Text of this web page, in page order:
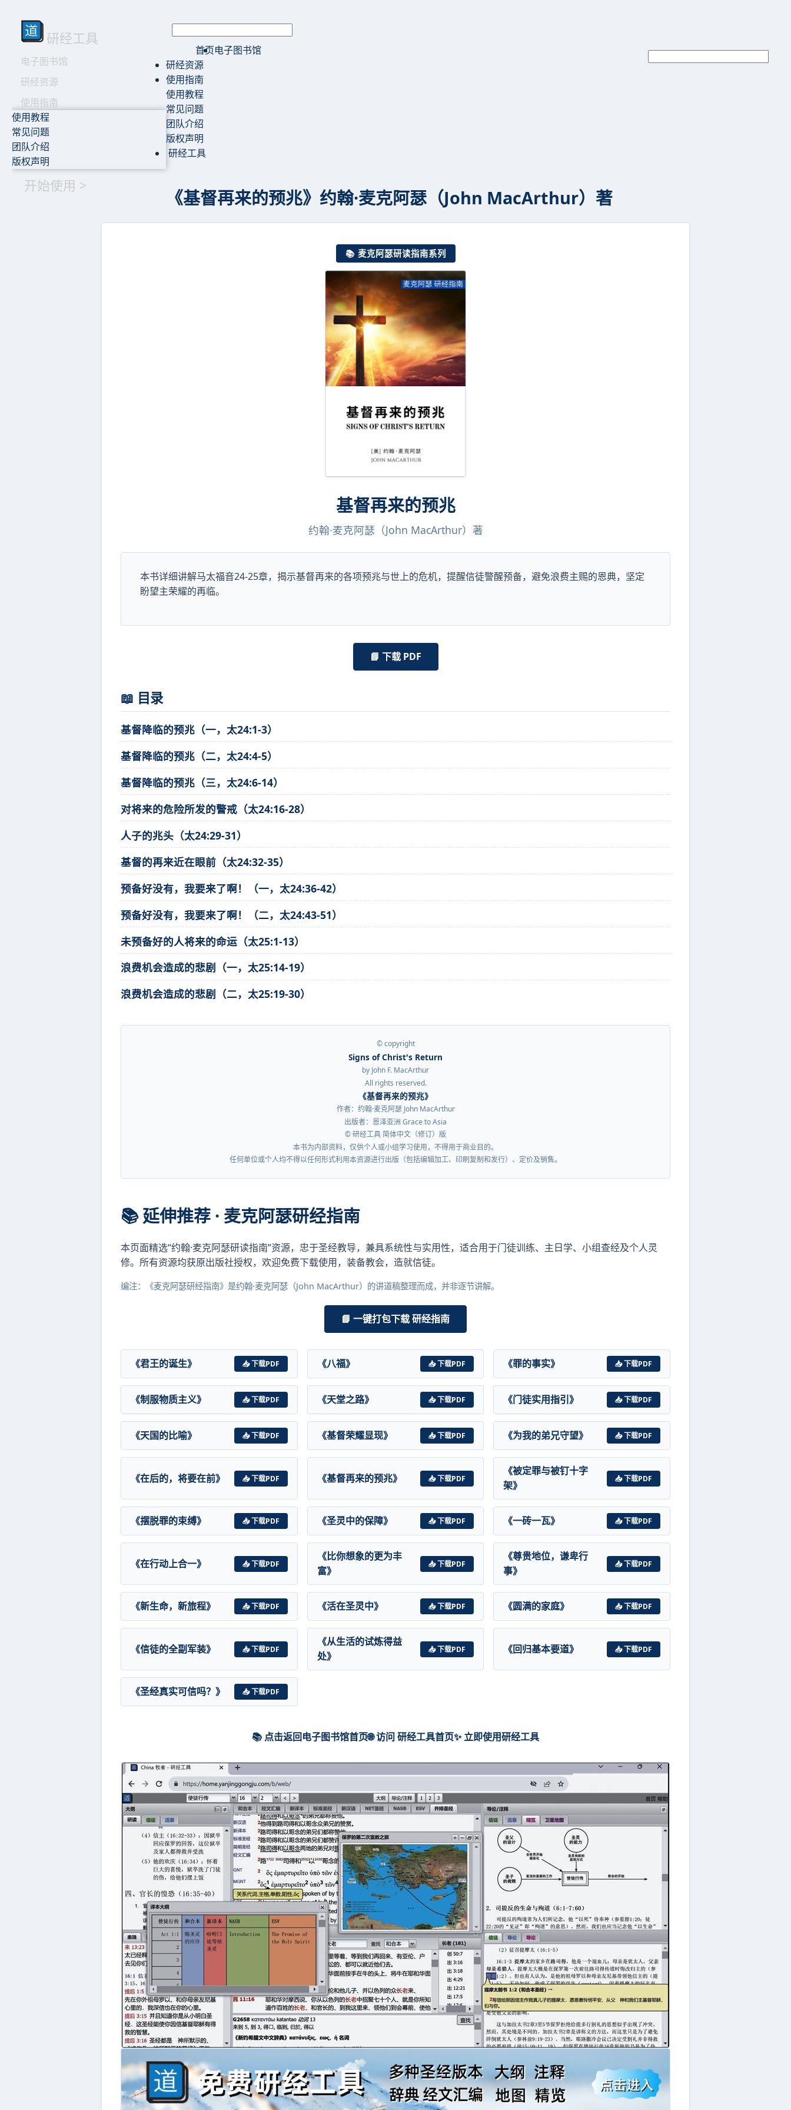
研经工具
电子图书馆
研经资源
使用指南
使用教程
常见问题
团队介绍
版权声明
开始使用 >
首页电子图书馆
研经资源
使用指南
使用教程
常见问题
团队介绍
版权声明
研经工具
《基督再来的预兆》约翰·麦克阿瑟（John MacArthur）著
📚 麦克阿瑟研读指南系列
基督再来的预兆
约翰·麦克阿瑟（John MacArthur）著
本书详细讲解马太福音24-25章，揭示基督再来的各项预兆与世上的危机，提醒信徒警醒预备，避免浪费主赐的恩典，坚定
盼望主荣耀的再临。
📘 下载 PDF
📖 目录
基督降临的预兆（一，太24:1-3）
基督降临的预兆（二，太24:4-5）
基督降临的预兆（三，太24:6-14）
对将来的危险所发的警戒（太24:16-28）
人子的兆头（太24:29-31）
基督的再来近在眼前（太24:32-35）
预备好没有，我要来了啊！（一，太24:36-42）
预备好没有，我要来了啊！（二，太24:43-51）
未预备好的人将来的命运（太25:1-13）
浪费机会造成的悲剧（一，太25:14-19）
浪费机会造成的悲剧（二，太25:19-30）
© copyright
Signs of Christ's Return
by John F. MacArthur
All rights reserved.
《基督再来的预兆》
作者：约翰·麦克阿瑟 John MacArthur
出版者：恩泽亚洲 Grace to Asia
© 研经工具 简体中文（修订）版
本书为内部资料，仅供个人或小组学习使用，不得用于商业目的。
任何单位或个人均不得以任何形式利用本资源进行出版（包括编辑加工、印刷复制和发行）、定价及销售。
📚 延伸推荐 · 麦克阿瑟研经指南
本页面精选“约翰·麦克阿瑟研读指南”资源，忠于圣经教导，兼具系统性与实用性，适合用于门徒训练、主日学、小组查经及个人灵
修。所有资源均获原出版社授权，欢迎免费下载使用，装备教会，造就信徒。
编注：《麦克阿瑟研经指南》是约翰·麦克阿瑟（John MacArthur）的讲道稿整理而成，并非逐节讲解。
📘 一键打包下载 研经指南
《君王的诞生》 📥 下载PDF 《八福》 📥 下载PDF 《罪的事实》 📥 下载PDF
《制服物质主义》 📥 下载PDF 《天堂之路》 📥 下载PDF 《门徒实用指引》 📥 下载PDF
《天国的比喻》 📥 下载PDF 《基督荣耀显现》 📥 下载PDF 《为我的弟兄守望》 📥 下载PDF
《在后的，将要在前》 📥 下载PDF 《基督再来的预兆》 📥 下载PDF
《被定罪与被钉十字
架》
📥 下载PDF
《摆脱罪的束缚》 📥 下载PDF 《圣灵中的保障》 📥 下载PDF 《一砖一瓦》 📥 下载PDF
《在行动上合一》 📥 下载PDF
《比你想象的更为丰
富》
📥 下载PDF
《尊贵地位，谦卑行
事》
📥 下载PDF
《新生命，新旅程》 📥 下载PDF 《活在圣灵中》 📥 下载PDF 《圆满的家庭》 📥 下载PDF
《信徒的全副军装》 📥 下载PDF
《从生活的试炼得益
处》
📥 下载PDF 《回归基本要道》 📥 下载PDF
《圣经真实可信吗？》 📥 下载PDF
📚 点击返回电子图书馆首页🌐 访问 研经工具首页✨ 立即使用研经工具